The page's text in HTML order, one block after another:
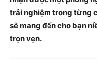
trải nghiệm trong từng
sẽ mang đến cho bạn
trọn vẹn.